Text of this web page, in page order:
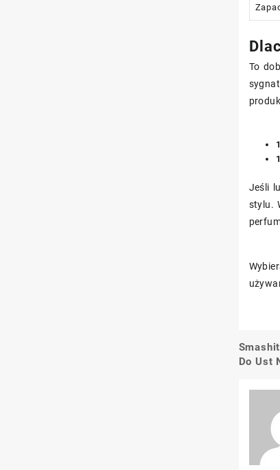
To
Jeśli
stylu.
Do Ust